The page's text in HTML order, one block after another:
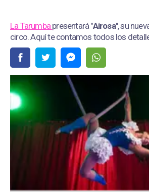
La Tarumba presentará "Airosa", su
circo. Aquí te contamos todos los